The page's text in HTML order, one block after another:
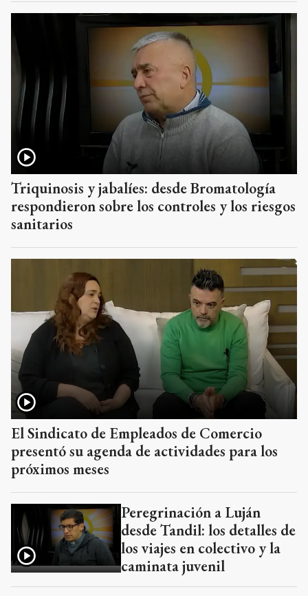
Triquinosis y jabalíes: desde Bromatología
respondieron sobre los controles y los riesgos
sanitarios
El Sindicato de Empleados de Comercio
presentó su agenda de actividades para los
próximos meses
Peregrinación a Luján
desde Tandil: los detalles de
los viajes en colectivo y la
caminata juvenil